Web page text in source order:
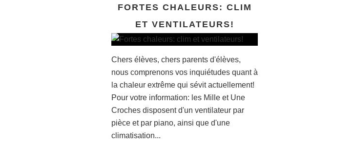
FORTES CHALEURS: CLIM
ET VENTILATEURS!
Chers élèves, chers parents d'élèves,
nous comprenons vos inquiétudes quant à
la chaleur extrême qui sévit actuellement!
Pour votre information: les Mille et Une
Croches disposent d'un ventilateur par
pièce et par piano, ainsi que d'une
climatisation...